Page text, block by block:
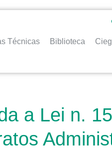
Técnicas Biblioteca
a Lei n.